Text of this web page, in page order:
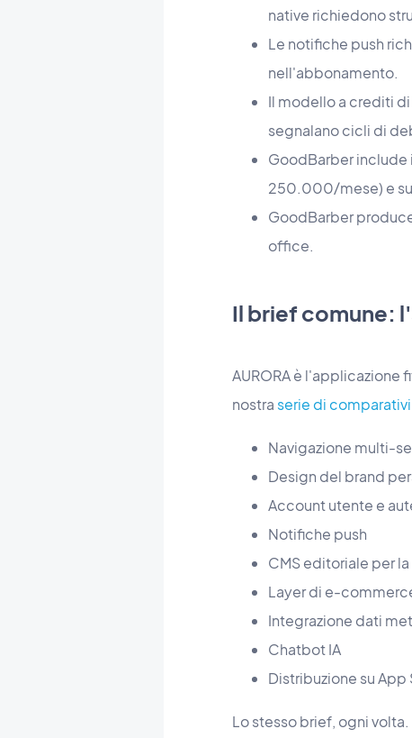
native richiedono
Le notifiche push
nell'abbonamento.
Il modello a crediti
segnalano cicli di
GoodBarber include
250.000/mese) e
GoodBarber
office.
Il brief comune:
AURORA è l'applicazione
nostra serie di comparativi
Navigazione multi-
Design del brand
Account utente e
Notifiche push
CMS editoriale per
Layer di e-
Integrazione dati
Chatbot IA
Distribuzione su
Lo stesso brief, ogni